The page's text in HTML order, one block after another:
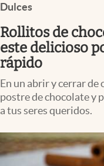
Dulces
Rollitos de
este delicioso
rápido
En un abrir y cerrar
postre de chocolate y
a tus seres queridos.